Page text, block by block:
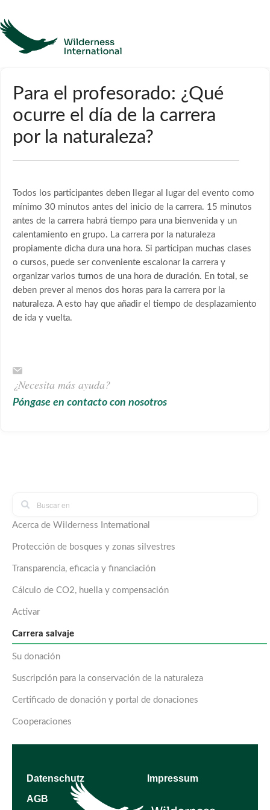
Página de inicio
Póngase en contacto con
Para el profesorado: ¿Qué
ocurre el día de la carrera
por la naturaleza?
Todos los participantes deben llegar al lugar del evento como
mínimo 30 minutos antes del inicio de la carrera. 15 minutos
antes de la carrera habrá tiempo para una bienvenida y un
calentamiento en grupo. La carrera por la naturaleza
propiamente dicha dura una hora. Si participan muchas clases
o cursos, puede ser conveniente escalonar la carrera y
organizar varios turnos de una hora de duración. En total, se
deben prever al menos dos horas para la carrera por la
naturaleza. A esto hay que añadir el tiempo de desplazamiento
de ida y vuelta.
¿Necesita más ayuda?
Póngase en contacto con nosotros
Acerca de Wilderness International
Protección de bosques y zonas silvestres
Transparencia, eficacia y financiación
Cálculo de CO2, huella y compensación
Activar
Carrera salvaje
Su donación
Suscripción para la conservación de la naturaleza
Certificado de donación y portal de donaciones
Cooperaciones
Datenschutz
Impressum
AGB